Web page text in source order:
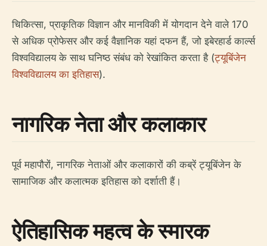
चिकित्सा, प्राकृतिक विज्ञान और मानविकी में योगदान देने वाले 170
से अधिक प्रोफेसर और कई वैज्ञानिक यहां दफन हैं, जो इबेरहार्ड कार्ल्स
विश्वविद्यालय के साथ घनिष्ठ संबंध को रेखांकित करता है (ट्यूबिंजेन
विश्वविद्यालय का इतिहास).
नागरिक नेता और कलाकार
पूर्व महापौरों, नागरिक नेताओं और कलाकारों की कब्रें ट्यूबिंजेन के
सामाजिक और कलात्मक इतिहास को दर्शाती हैं।
ऐतिहासिक महत्व के स्मारक